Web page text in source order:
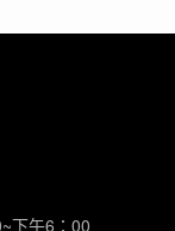
下午6：00